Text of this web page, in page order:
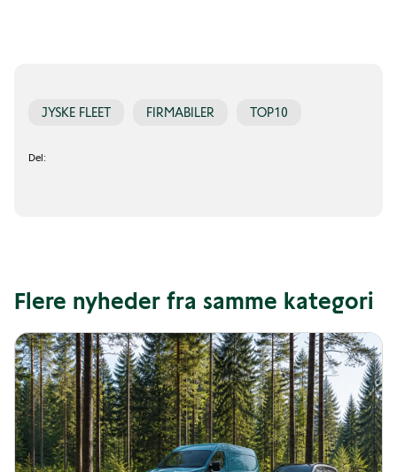
JYSKE FLEET FIRMABILER TOP10
Del:
Flere nyheder fra samme kategori